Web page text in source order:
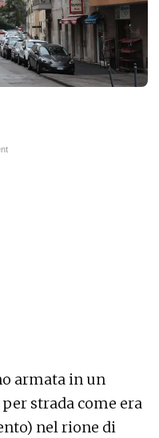
armata in un
strada come era
nel rione di